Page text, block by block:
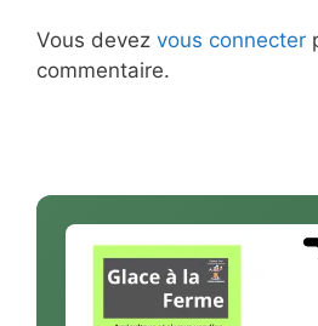
Vous devez vous connecter
commentaire.